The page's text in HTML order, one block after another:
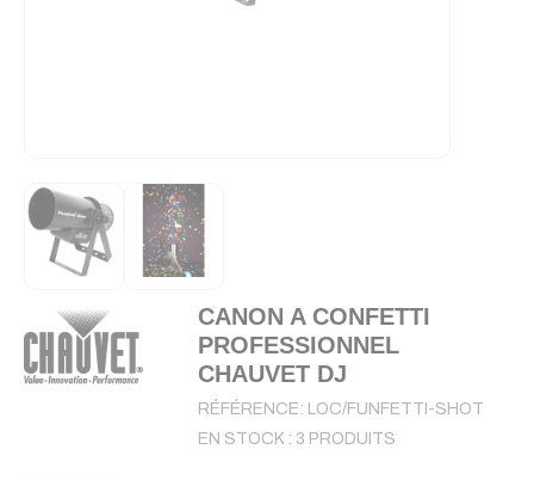
CANON A CONFETTI
PROFESSIONNEL
CHAUVET DJ
RÉFÉRENCE: LOC/FUNFETTI-SHOT
EN STOCK : 3 PRODUITS